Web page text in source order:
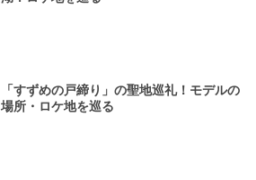
「すずめの戸締り」の聖地巡礼！モデルの
場所・ロケ地を巡る